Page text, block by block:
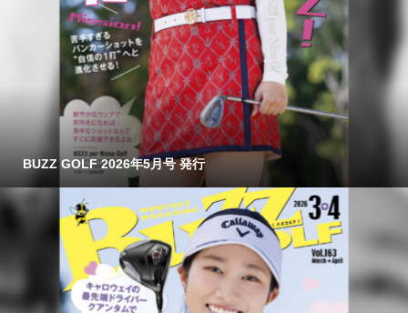
BUZZ GOLF 2026年5月号 発行